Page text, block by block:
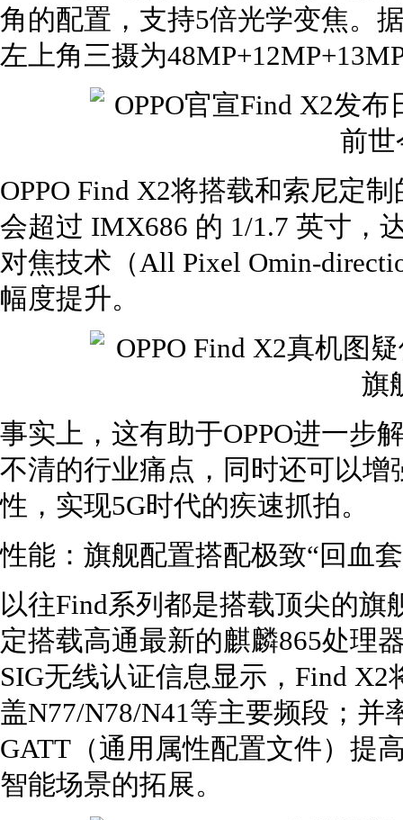
角的配置，支持5倍光学变焦。
左上角三摄为
OPPO Find X2将搭载和索尼定
会超过 IMX686 的 1/1.7 英寸，
对焦技术（All Pixel Omin-
幅度提升。
事实上，这有助于OPPO进一步
不清的行业痛点，同时还可以
性，实现5G时代的疾速抓拍。
性能：旗舰配置搭配极致“回血
以往Find系列都是搭载顶尖的旗
定搭载高通最新的麒麟865处理
SIG无线认证信息显示，Find
盖N77/N78/N41等主要频段；并
GATT（通用属性配置文件）提
智能场景的拓展。